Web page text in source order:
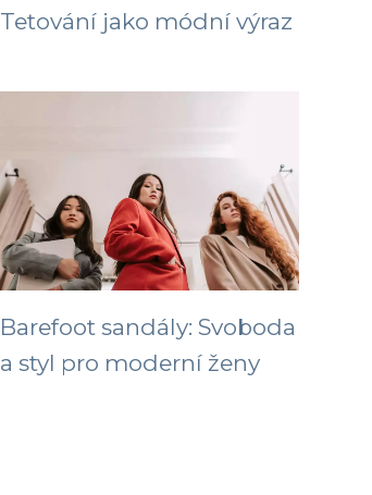
Tetování jako módní výraz
Barefoot sandály: Svoboda
a styl pro moderní ženy